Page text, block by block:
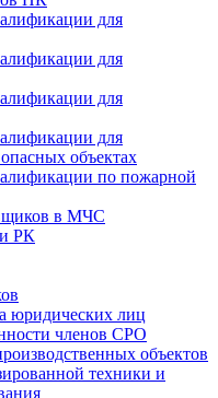
для
для
для
для
объектах
по пожарной
в МЧС
РК
юридических лиц
членов СРО
объектов
техники и